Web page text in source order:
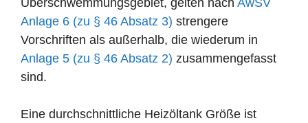
Anlage 6 (zu § 46 Absatz 3) strengere
Vorschriften als außerhalb, die wiederum in
Anlage 5 (zu § 46 Absatz 2) zusammengefasst
sind.
Eine durchschnittliche Heizöltank Größe ist